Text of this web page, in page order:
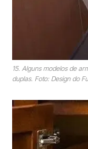
15. Alguns modelos de
duplas. Foto: Design do